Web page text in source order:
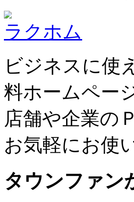
ラクホム
ビジネスに使
料ホームペー
店舗や企業の
お気軽にお使
タウンファン